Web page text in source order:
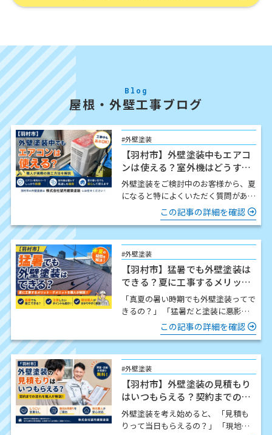
Blog
屋根・外壁工事ブログ
#外壁塗装
【羽村市】外壁塗装中もエアコ
ンは使える？室外機はどうす
る？職人が解説
外壁塗装をご検討中のお客様から、夏
になると特によくいただく質問があり
ますか？」 結論からお伝…
この記事の詳細を確認
#外壁塗装
【羽村市】猛暑でも外壁塗装は
できる？夏に工事するメリッ
ト・注意点を職人が解説
「真夏の暑い時期でも外壁塗装ってで
きるの？」 「猛暑だと塗装に悪影響
はないの？」 この時期になると、こ
のようなご質問をいた…
この記事の詳細を確認
#外壁塗装
【羽村市】外壁塗装の見積もり
はいつもらえる？契約までの流
れを職人が解説
外壁塗装を考え始めると、 「見積も
りって当日もらえるの？」 「現地調